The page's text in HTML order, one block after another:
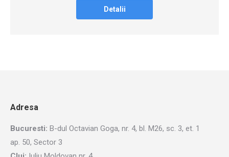
Detalii
Adresa
Bucuresti: B-dul Octavian Goga, nr. 4, bl. M26, sc. 3, et. 1
ap. 50, Sector 3